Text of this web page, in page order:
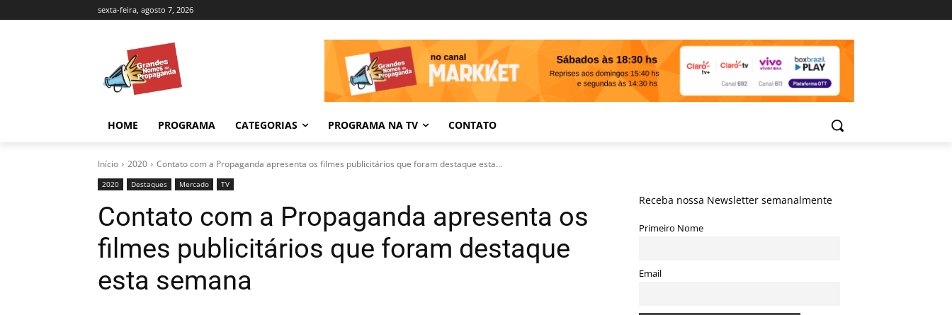
sexta-feira, agosto 7, 2026
HOME PROGRAMA CATEGORIAS PROGRAMA NA TV CONTATO
Início 2020 Contato com a Propaganda apresenta os filmes publicitários que foram destaque esta...
2020 Destaques Mercado TV
Contato com a Propaganda apresenta os
filmes publicitários que foram destaque
esta semana
Receba nossa Newsletter semanalmente
Primeiro Nome
Email